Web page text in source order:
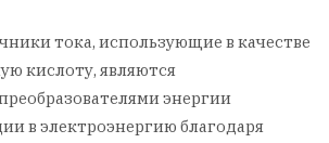
тока, использующие в качестве
кислоту, являются
энергии
в электроэнергию благодаря